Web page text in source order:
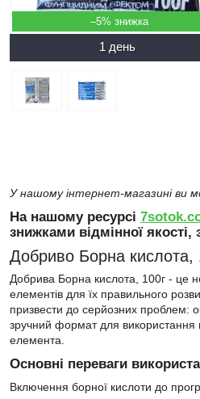
–5%
1 день
У нашому інтернет-магазині ви
На нашому ресурсі
знижками відмінної
Добриво Борна кислота,
Добрива Борна кислота, 100г - це
елементів для їх правильного
призвести до серйозних проблем:
зручний формат для використання
елемента.
Основні переваги
Включення борної кислоти до